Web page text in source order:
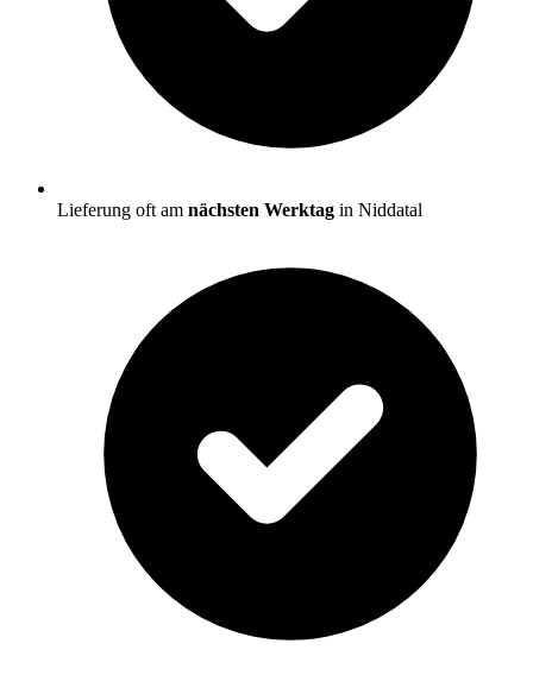
Lieferung oft am nächsten Werktag in Niddatal